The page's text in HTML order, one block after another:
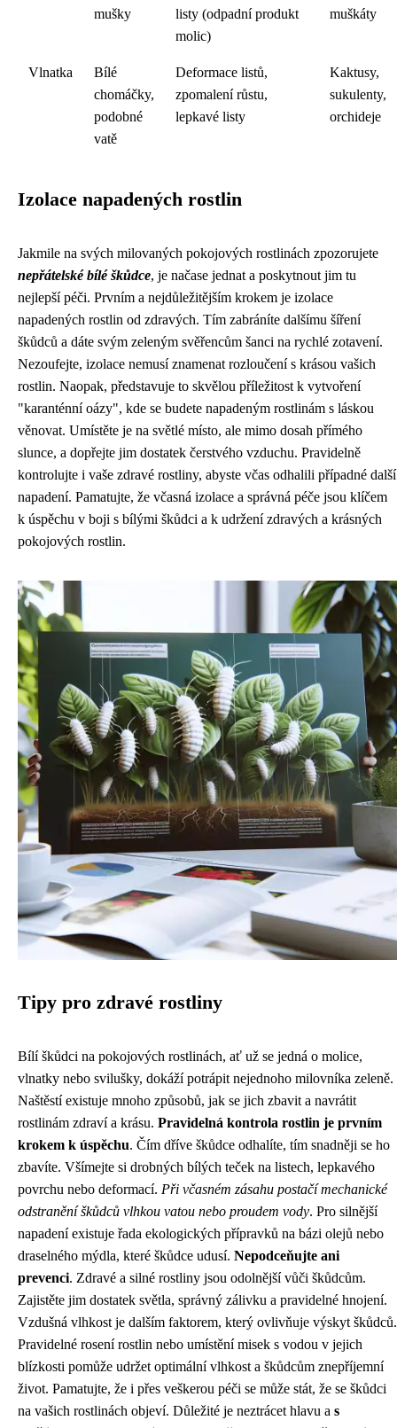
mušky
listy (odpadní produkt
molic)
muškáty
Vlnatka
Bílé
chomáčky,
podobné
vatě
Deformace listů,
zpomalení růstu,
lepkavé listy
Kaktusy,
sukulenty,
orchideje
Izolace napadených rostlin
Jakmile na svých milovaných pokojových rostlinách zpozorujete
nepřátelské bílé škůdce, je načase jednat a poskytnout jim tu
nejlepší péči. Prvním a nejdůležitějším krokem je izolace
napadených rostlin od zdravých. Tím zabráníte dalšímu šíření
škůdců a dáte svým zeleným svěřencům šanci na rychlé zotavení.
Nezoufejte, izolace nemusí znamenat rozloučení s krásou vašich
rostlin. Naopak, představuje to skvělou příležitost k vytvoření
"karanténní oázy", kde se budete napadeným rostlinám s láskou
věnovat. Umístěte je na světlé místo, ale mimo dosah přímého
slunce, a dopřejte jim dostatek čerstvého vzduchu. Pravidelně
kontrolujte i vaše zdravé rostliny, abyste včas odhalili případné další
napadení. Pamatujte, že včasná izolace a správná péče jsou klíčem
k úspěchu v boji s bílými škůdci a k udržení zdravých a krásných
pokojových rostlin.
Tipy pro zdravé rostliny
Bílí škůdci na pokojových rostlinách, ať už se jedná o molice,
vlnatky nebo svilušky, dokáží potrápit nejednoho milovníka zeleně.
Naštěstí existuje mnoho způsobů, jak se jich zbavit a navrátit
rostlinám zdraví a krásu. Pravidelná kontrola rostlin je prvním
krokem k úspěchu. Čím dříve škůdce odhalíte, tím snadněji se ho
zbavíte. Všímejte si drobných bílých teček na listech, lepkavého
povrchu nebo deformací. Při včasném zásahu postačí mechanické
odstranění škůdců vlhkou vatou nebo proudem vody. Pro silnější
napadení existuje řada ekologických přípravků na bázi olejů nebo
draselného mýdla, které škůdce udusí. Nepodceňujte ani
prevenci. Zdravé a silné rostliny jsou odolnější vůči škůdcům.
Zajistěte jim dostatek světla, správný zálivku a pravidelné hnojení.
Vzdušná vlhkost je dalším faktorem, který ovlivňuje výskyt škůdců.
Pravidelné rosení rostlin nebo umístění misek s vodou v jejich
blízkosti pomůže udržet optimální vlhkost a škůdcům znepříjemní
život. Pamatujte, že i přes veškerou péči se může stát, že se škůdci
na vašich rostlinách objeví. Důležité je neztrácet hlavu a s